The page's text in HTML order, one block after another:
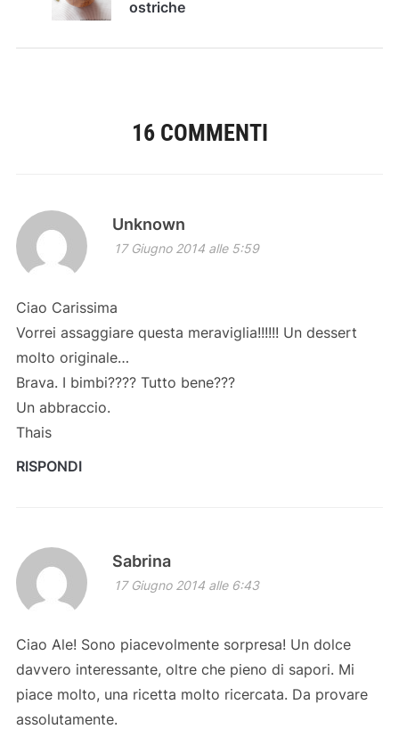
ostriche
16 COMMENTI
Unknown
17 Giugno 2014 alle 5:59
Ciao Carissima
Vorrei assaggiare questa meraviglia!!!!!! Un dessert
molto originale…
Brava. I bimbi???? Tutto bene???
Un abbraccio.
Thais
RISPONDI
Sabrina
17 Giugno 2014 alle 6:43
Ciao Ale! Sono piacevolmente sorpresa! Un dolce
davvero interessante, oltre che pieno di sapori. Mi
piace molto, una ricetta molto ricercata. Da provare
assolutamente.